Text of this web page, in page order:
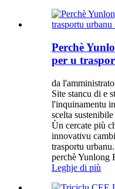
Perchè
per u
da
Site stancu di e
l'inquinamentu
scelta
Ùn cercate più
innovativu
trasportu
perchè Yunlong
Leghje di più